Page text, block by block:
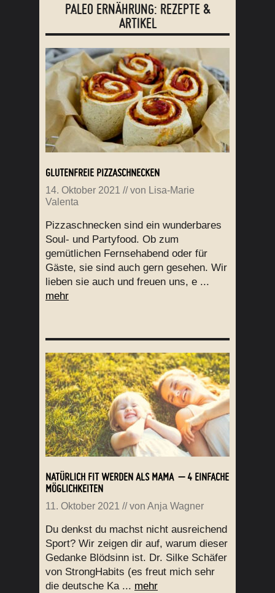
PALEO ERNÄHRUNG: REZEPTE &
ARTIKEL
GLUTENFREIE PIZZASCHNECKEN
14. Oktober 2021 // von Lisa-Marie
Valenta
Pizzaschnecken sind ein wunderbares
Soul- und Partyfood. Ob zum
gemütlichen Fernsehabend oder für
Gäste, sie sind auch gern gesehen. Wir
lieben sie auch und freuen uns, e ...
mehr
NATÜRLICH FIT WERDEN ALS MAMA – 4 EINFACHE
MÖGLICHKEITEN
11. Oktober 2021 // von Anja Wagner
Du denkst du machst nicht ausreichend
Sport? Wir zeigen dir auf, warum dieser
Gedanke Blödsinn ist. Dr. Silke Schäfer
von StrongHabits (es freut mich sehr
die deutsche Ka ... mehr